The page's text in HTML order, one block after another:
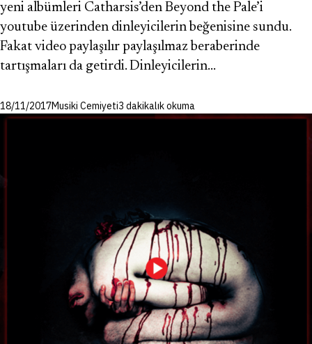
yeni albümleri Catharsis’den Beyond the Pale’i
youtube üzerinden dinleyicilerin beğenisine sundu.
Fakat video paylaşılır paylaşılmaz beraberinde
tartışmaları da getirdi. Dinleyicilerin…
18/11/2017Musiki Cemiyeti3 dakikalık okuma